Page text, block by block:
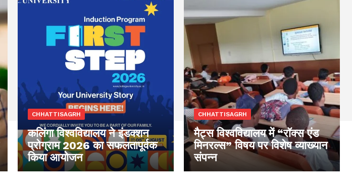
CHHATTISAGRH
कलिंगा विश्वविद्यालय ने इंडक्शन
प्रोग्राम 2026 का सफलतापूर्वक
किया आयोजन
CHHATTISAGRH
मैट्स विश्वविद्यालय में “रॉक्स एंड
मिनरल्स” विषय पर विशेष व्याख्यान
संपन्न